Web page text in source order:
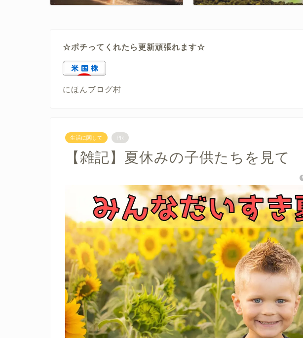
☆ポチってくれたら更新頑張れます☆
にほんブログ村
生活に関して PR
【雑記】夏休みの子供たちを見て